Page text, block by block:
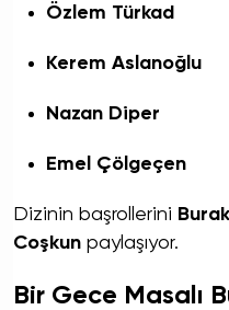
Özlem Türkad
Kerem Aslanoğlu
Nazan Diper
Emel Çölgeçen
Dizinin başrollerini
Coşkun paylaşıyor.
Bir Gece Masalı